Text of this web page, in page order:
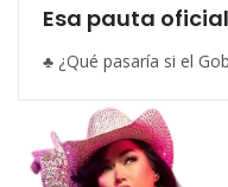
Esa pauta oficial
♣ ¿Qué pasaría si el